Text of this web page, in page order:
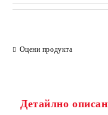
САМО
Оцени продукта
Детайлно